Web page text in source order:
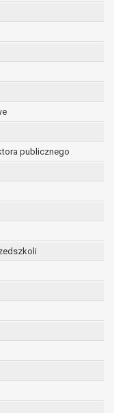
publicznego
oraz
art. 15
lub
danych
bycia
art. 17 RODO,
do celów,
lub w inny
wniosła
danych
podstawą
i nie ma innej
są